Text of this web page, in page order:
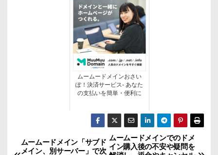
ムームードメインおさい
ぽ！決済サービス- あなた
の支払いを簡単・便利に
投
ムームードメインでのドメ
イン購入後の不安や疑問を
ムームードメイン「サブド
メイン、別サーバー」で次